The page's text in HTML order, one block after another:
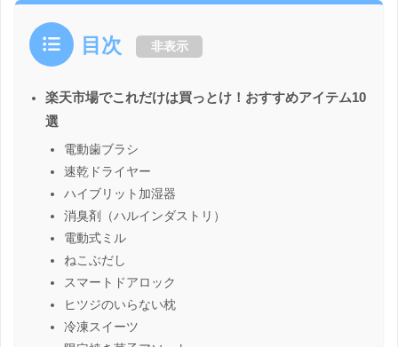
目次 非表示
楽天市場でこれだけは買っとけ！おすすめアイテム10
選
電動歯ブラシ
速乾ドライヤー
ハイブリット加湿器
消臭剤（ハルインダストリ）
電動式ミル
ねこぶだし
スマートドアロック
ヒツジのいらない枕
冷凍スイーツ